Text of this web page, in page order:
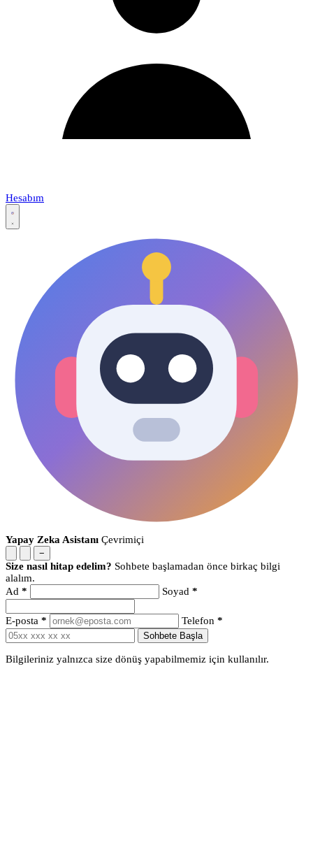
Hesabım
Yapay Zeka Asistanı Çevrimiçi
−
Size nasıl hitap edelim? Sohbete başlamadan önce birkaç bilgi
alalım.
Ad * Soyad *
E-posta * Telefon *
Sohbete Başla
Bilgileriniz yalnızca size dönüş yapabilmemiz için kullanılır.